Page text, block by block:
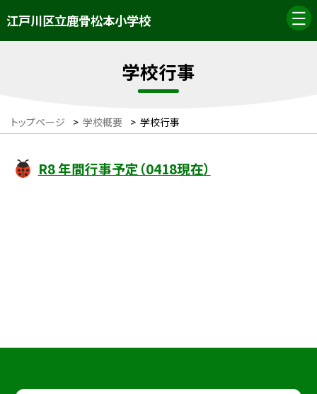
江戸川区立鹿骨松本小学校
学校行事
トップページ > 学校概要 > 学校行事
R8 年間行事予定（0418現在）